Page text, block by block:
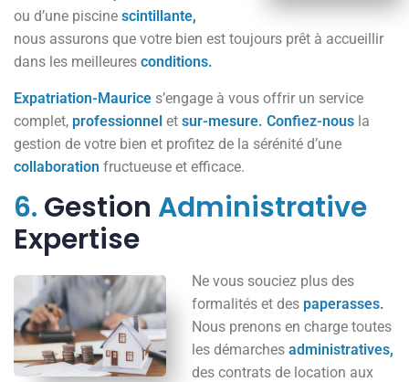
ou d’une piscine scintillante,
nous assurons que votre bien est toujours prêt à accueillir
dans les meilleures conditions.
Expatriation-Maurice s’engage à vous offrir un service
complet, professionnel et sur-mesure. Confiez-nous la
gestion de votre bien et profitez de la sérénité d’une
collaboration fructueuse et efficace.
6. Gestion Administrative
Expertise
Ne vous souciez plus des
formalités et des paperasses.
Nous prenons en charge toutes
les démarchesadministratives,
des contrats de location aux